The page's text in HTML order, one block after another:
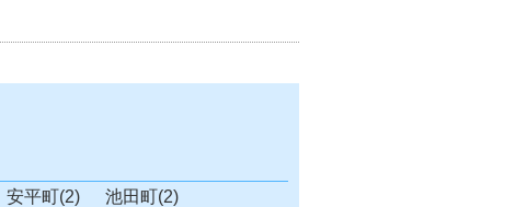
安平町(2)
池田町(2)